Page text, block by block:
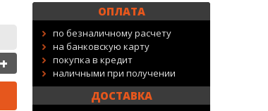
ОПЛАТА
по безналичному расчету
на банковскую карту
покупка в кредит
наличными при получении
ДОСТАВКА